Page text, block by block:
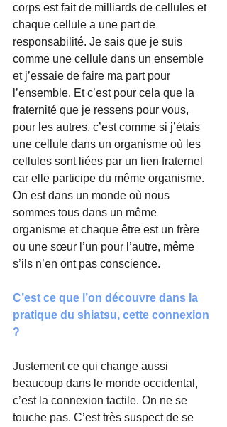
corps est fait de milliards de cellules et
chaque cellule a une part de
responsabilité. Je sais que je suis
comme une cellule dans un ensemble
et j’essaie de faire ma part pour
l’ensemble. Et c’est pour cela que la
fraternité que je ressens pour vous,
pour les autres, c’est comme si j’étais
une cellule dans un organisme où les
cellules sont liées par un lien fraternel
car elle participe du même organisme.
On est dans un monde où nous
sommes tous dans un même
organisme et chaque être est un frère
ou une sœur l’un pour l’autre, même
s’ils n’en ont pas conscience.
C’est ce que l’on découvre dans la
pratique du shiatsu, cette connexion
?
Justement ce qui change aussi
beaucoup dans le monde occidental,
c’est la connexion tactile. On ne se
touche pas. C’est très suspect de se